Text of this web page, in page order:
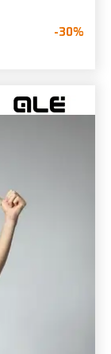
-30%